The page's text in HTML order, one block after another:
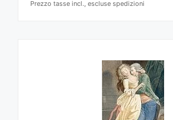
Prezzo tasse incl., escluse spedizioni